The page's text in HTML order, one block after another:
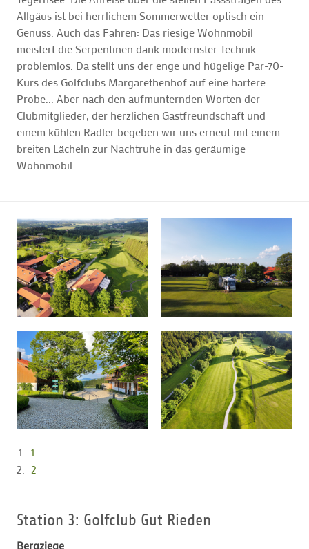
Allgäus ist bei herrlichem Sommerwetter optisch ein
Genuss. Auch das Fahren: Das riesige Wohnmobil
meistert die Serpentinen dank modernster Technik
problemlos. Da stellt uns der enge und hügelige Par-70-
Kurs des Golfclubs Margarethenhof auf eine härtere
Probe... Aber nach den aufmunternden Worten der
Clubmitglieder, der herzlichen Gastfreundschaft und
einem kühlen Radler begeben wir uns erneut mit einem
breiten Lächeln zur Nachtruhe in das geräumige
Wohnmobil...
1
2
Station 3: Golfclub Gut Rieden
Bergziege